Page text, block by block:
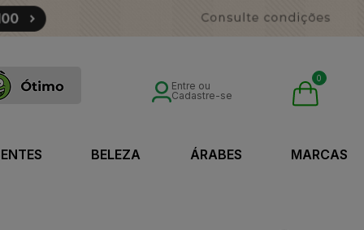
Entre ou
Cadastre-se
0
BELEZA ÁRABES MARCAS